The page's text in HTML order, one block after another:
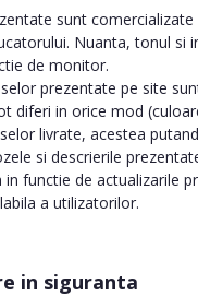
in siguranta
sunt comercializate
Nuanta, tonul si
de monitor.
prezentate pe site
diferi in orice mod
livrate, acestea
si descrierile
functie de actualizarile
a utilizatorilor.